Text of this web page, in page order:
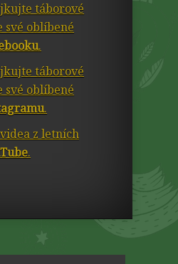
táborové
své oblíbené
.
táborové
své oblíbené
.
z letních
.